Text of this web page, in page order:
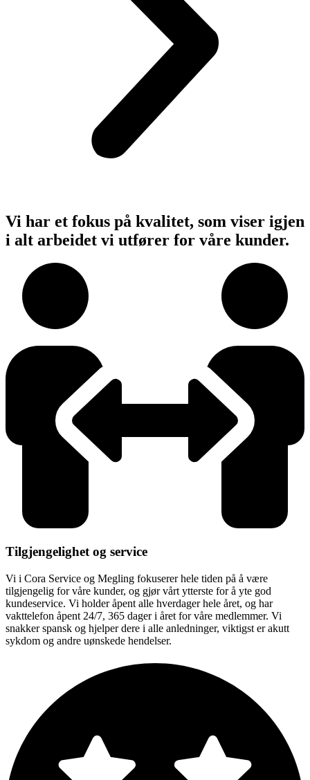
Vi har et fokus på kvalitet, som viser igjen
i alt arbeidet vi utfører for våre kunder.
Tilgjengelighet og service
Vi i Cora Service og Megling fokuserer hele tiden på å være
tilgjengelig for våre kunder, og gjør vårt ytterste for å yte god
kundeservice. Vi holder åpent alle hverdager hele året, og har
vakttelefon åpent 24/7, 365 dager i året for våre medlemmer. Vi
snakker spansk og hjelper dere i alle anledninger, viktigst er akutt
sykdom og andre uønskede hendelser.